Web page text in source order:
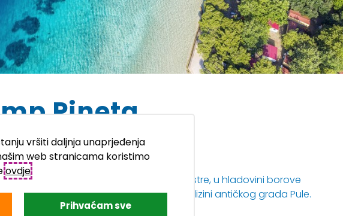
Pineta
sunčanu Istru u našem kampu Pineta!
smješten je na jugozapadnoj obali Istre, u hladovini borove
otočju Brijunskog arhipelaga i u blizini antičkog grada Pule.
je za odličan obiteljski odmor.
vršiti daljnja unaprjeđenja
web stranicama koristimo
ovdje.
Prihvaćam sve